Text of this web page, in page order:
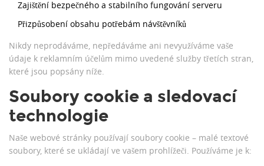
Zajištění bezpečného a stabilního fungování serveru
Přizpůsobení obsahu potřebám návštěvníků
Nikdy neprodáváme, nepředáváme ani nevyužíváme vaše
údaje k reklamním účelům mimo uvedené služby třetích stran,
které jsou popsány níže.
Soubory cookie a sledovací
technologie
Naše webové stránky používají soubory cookie – malé textové
soubory, které se ukládají ve vašem prohlížeči. Používáme je k: